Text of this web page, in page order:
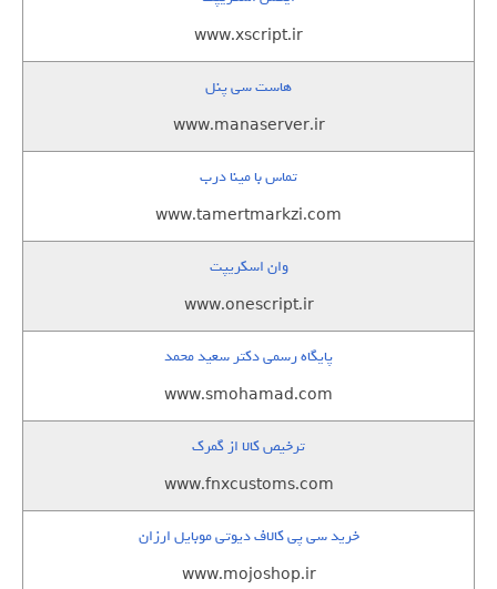
www.xscript.ir
هاست سی پنل
www.manaserver.ir
تماس با مینا درب
www.tamertmarkzi.com
وان اسکریپت
www.onescript.ir
پایگاه رسمی دکتر سعید محمد
www.smohamad.com
ترخیص کالا از گمرک
www.fnxcustoms.com
خرید سی پی کالاف دیوتی موبایل ارزان
www.mojoshop.ir